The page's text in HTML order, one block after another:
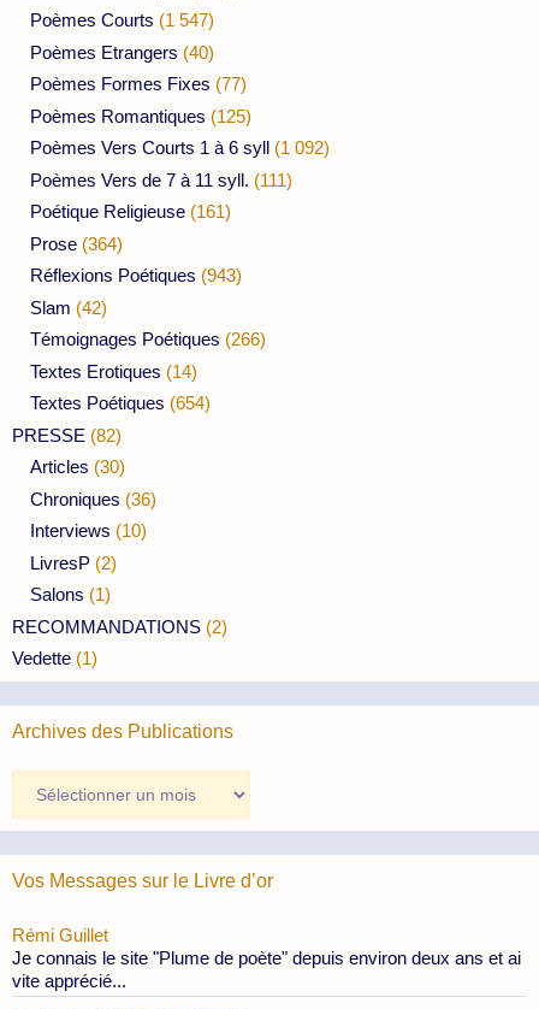
Poèmes Courts (1 547)
Poèmes Etrangers (40)
Poèmes Formes Fixes (77)
Poèmes Romantiques (125)
Poèmes Vers Courts 1 à 6 syll (1 092)
Poèmes Vers de 7 à 11 syll. (111)
Poétique Religieuse (161)
Prose (364)
Réflexions Poétiques (943)
Slam (42)
Témoignages Poétiques (266)
Textes Erotiques (14)
Textes Poétiques (654)
PRESSE (82)
Articles (30)
Chroniques (36)
Interviews (10)
LivresP (2)
Salons (1)
RECOMMANDATIONS (2)
Vedette (1)
Archives des Publications
des
Publications
Vos Messages sur le Livre d’or
Rémi Guillet
Je connais le site "Plume de poète" depuis environ deux ans et ai
vite apprécié...